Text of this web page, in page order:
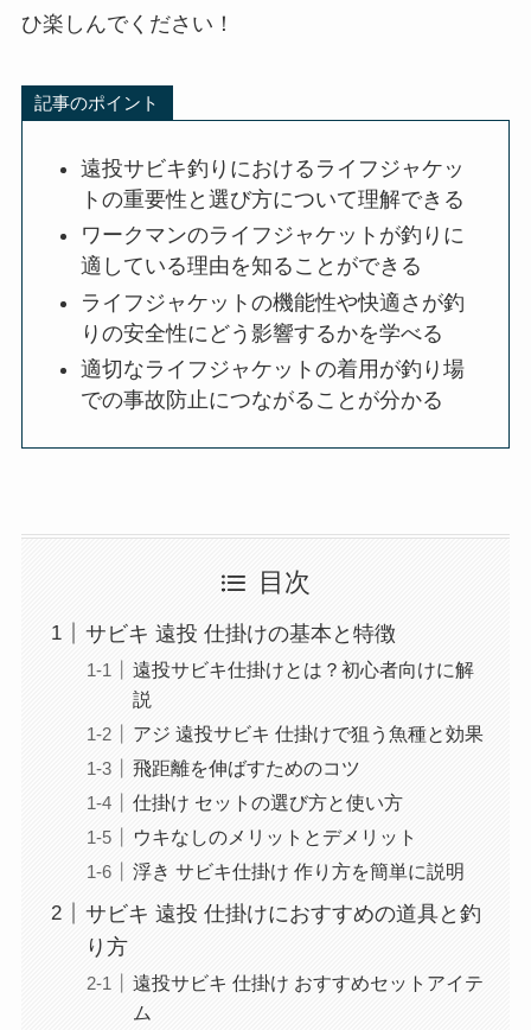
ひ楽しんでください！
記事のポイント
遠投サビキ釣りにおけるライフジャケッ
トの重要性と選び方について理解できる
ワークマンのライフジャケットが釣りに
適している理由を知ることができる
ライフジャケットの機能性や快適さが釣
りの安全性にどう影響するかを学べる
適切なライフジャケットの着用が釣り場
での事故防止につながることが分かる
目次
サビキ 遠投 仕掛けの基本と特徴
遠投サビキ仕掛けとは？初心者向けに解
説
アジ 遠投サビキ 仕掛けで狙う魚種と効果
飛距離を伸ばすためのコツ
仕掛け セットの選び方と使い方
ウキなしのメリットとデメリット
浮き サビキ仕掛け 作り方を簡単に説明
サビキ 遠投 仕掛けにおすすめの道具と釣
り方
遠投サビキ 仕掛け おすすめセットアイテ
ム